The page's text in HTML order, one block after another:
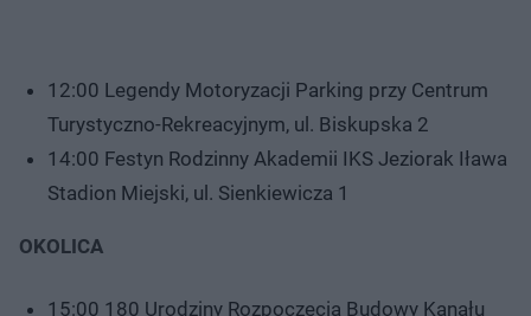
12:00 Legendy Motoryzacji Parking przy Centrum
Turystyczno-Rekreacyjnym, ul. Biskupska 2
14:00 Festyn Rodzinny Akademii IKS Jeziorak Iława
Stadion Miejski, ul. Sienkiewicza 1
OKOLICA
15:00 180 Urodziny Rozpoczęcia Budowy Kanału